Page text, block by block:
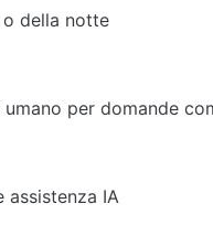
della notte
per domande
assistenza IA